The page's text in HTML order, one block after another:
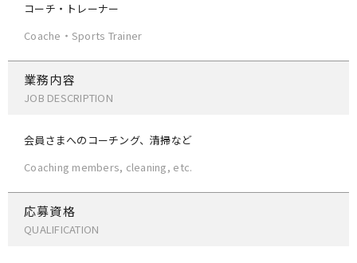
コーチ・トレーナー
Coache・Sports Trainer
業務内容
JOB DESCRIPTION
会員さまへのコーチング、清掃など
Coaching members, cleaning, etc.
応募資格
QUALIFICATION